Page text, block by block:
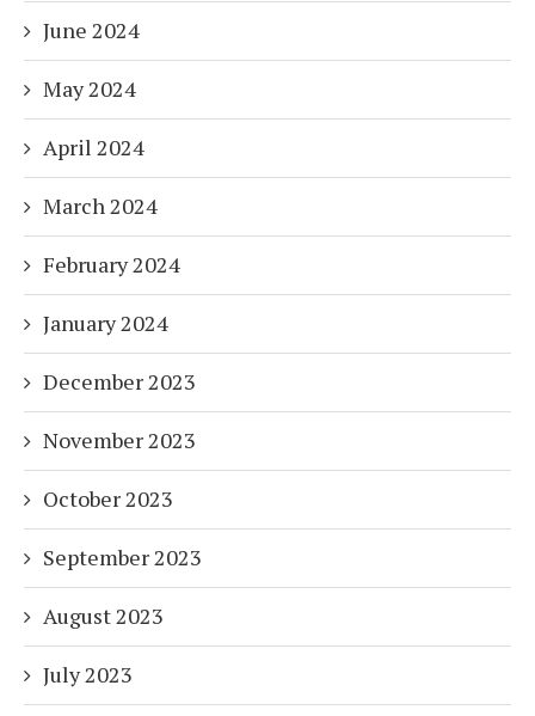
June 2024
May 2024
April 2024
March 2024
February 2024
January 2024
December 2023
November 2023
October 2023
September 2023
August 2023
July 2023